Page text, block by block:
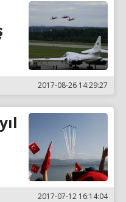
2017-08-26 14:29:27
2017-07-12 16:14:04